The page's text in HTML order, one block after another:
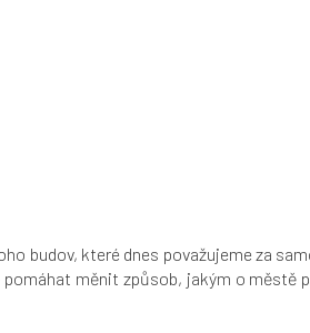
budov, které dnes považujeme za
měnit způsob, jakým o městě